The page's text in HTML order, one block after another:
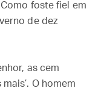
foste fiel em
de dez
as cem
O homem